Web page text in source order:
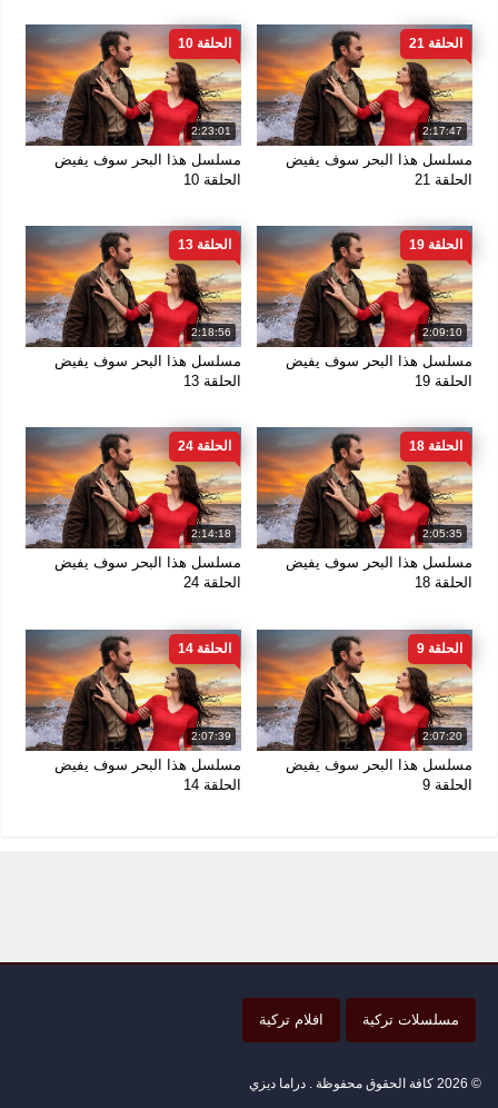
2:17:47
الحلقة 21
مسلسل هذا البحر سوف يفيض
الحلقة 21
2:23:01
الحلقة 10
مسلسل هذا البحر سوف يفيض
الحلقة 10
2:09:10
الحلقة 19
مسلسل هذا البحر سوف يفيض
الحلقة 19
2:18:56
الحلقة 13
مسلسل هذا البحر سوف يفيض
الحلقة 13
2:05:35
الحلقة 18
مسلسل هذا البحر سوف يفيض
الحلقة 18
2:14:18
الحلقة 24
مسلسل هذا البحر سوف يفيض
الحلقة 24
2:07:20
الحلقة 9
مسلسل هذا البحر سوف يفيض
الحلقة 9
2:07:39
الحلقة 14
مسلسل هذا البحر سوف يفيض
الحلقة 14
مسلسلات تركية افلام تركية
© 2026 كافة الحقوق محفوظة . دراما ديزي